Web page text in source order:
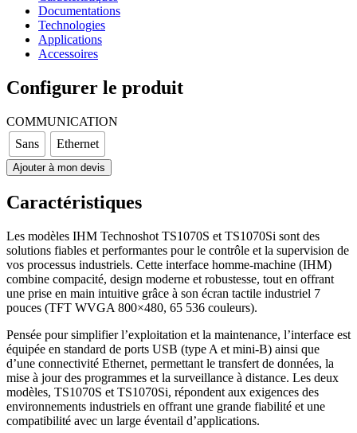
Documentations
Technologies
Applications
Accessoires
Configurer le produit
COMMUNICATION
Sans
Ethernet
Ajouter à mon devis
Caractéristiques
Les modèles IHM Technoshot TS1070S et TS1070Si sont des
solutions fiables et performantes pour le contrôle et la supervision de
vos processus industriels. Cette interface homme-machine (IHM)
combine compacité, design moderne et robustesse, tout en offrant
une prise en main intuitive grâce à son écran tactile industriel 7
pouces (TFT WVGA 800×480, 65 536 couleurs).
Pensée pour simplifier l’exploitation et la maintenance, l’interface est
équipée en standard de ports USB (type A et mini-B) ainsi que
d’une connectivité Ethernet, permettant le transfert de données, la
mise à jour des programmes et la surveillance à distance. Les deux
modèles, TS1070S et TS1070Si, répondent aux exigences des
environnements industriels en offrant une grande fiabilité et une
compatibilité avec un large éventail d’applications.